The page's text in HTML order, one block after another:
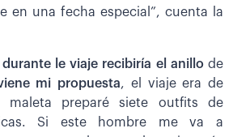
en una fecha especial”, cuenta la
durante le viaje recibiría el anillode
mi propuesta, el viaje era de
preparé siete outfits de
Si este hombre me va a